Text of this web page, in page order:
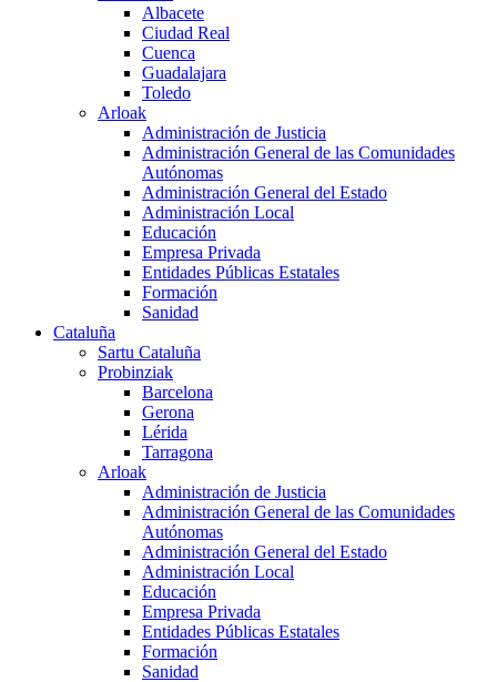
Albacete
Ciudad Real
Cuenca
Guadalajara
Toledo
Arloak
Administración de Justicia
Administración General de las Comunidades
Autónomas
Administración General del Estado
Administración Local
Educación
Empresa Privada
Entidades Públicas Estatales
Formación
Sanidad
Cataluña
Sartu Cataluña
Probinziak
Barcelona
Gerona
Lérida
Tarragona
Arloak
Administración de Justicia
Administración General de las Comunidades
Autónomas
Administración General del Estado
Administración Local
Educación
Empresa Privada
Entidades Públicas Estatales
Formación
Sanidad